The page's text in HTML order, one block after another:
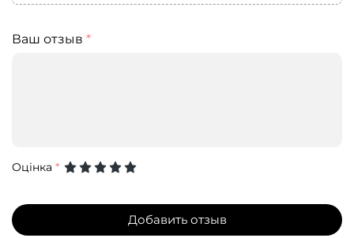
Ваш отзыв *
Оцінка *
Добавить отзыв